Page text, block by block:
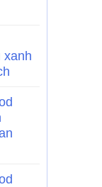
xanh